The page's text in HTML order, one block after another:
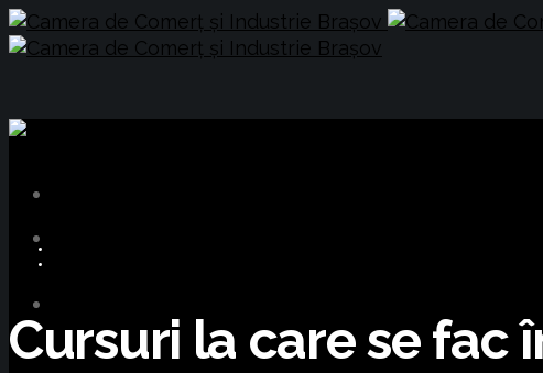
Cursuri la care se fac